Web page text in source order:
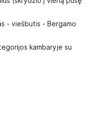
- viešbutis - Bergamo
kambaryje su